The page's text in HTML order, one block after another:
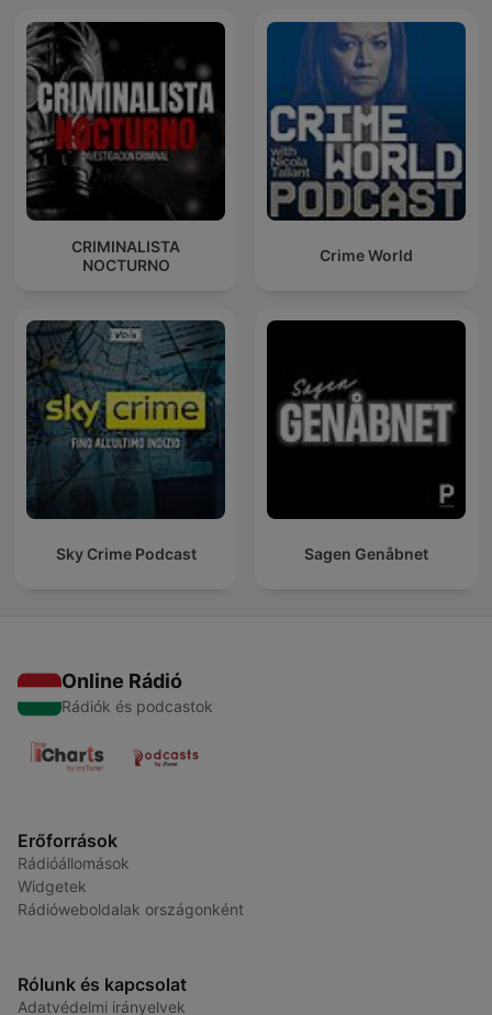
CRIMINALISTA
NOCTURNO
Crime World
Sky Crime Podcast Sagen Genåbnet
Online Rádió
Rádiók és podcastok
Erőforrások
Rádióállomások
Widgetek
Rádióweboldalak országonként
Rólunk és kapcsolat
Adatvédelmi irányelvek